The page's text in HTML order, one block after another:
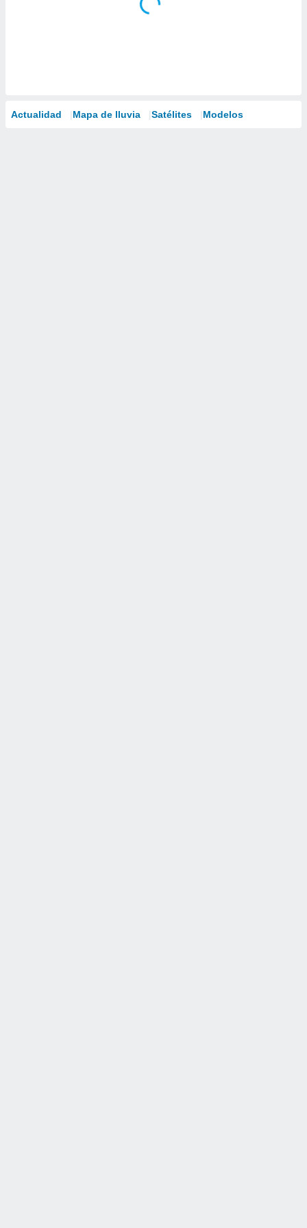
Actualidad Mapa de lluvia Satélites Modelos